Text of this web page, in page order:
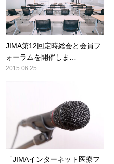
JIMA第12回定時総会と会員フ
ォーラムを開催しま…
2015.06.25
「JIMAインターネット医療フ